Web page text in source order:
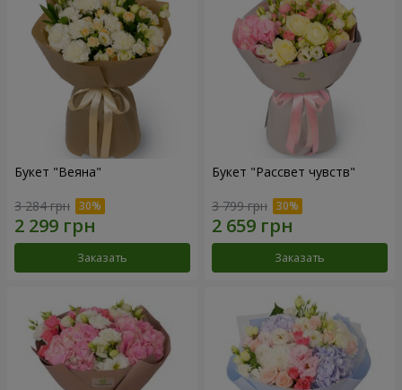
Букет "Веяна"
3 284 грн
Заказать
Букет "Рассвет чувств"
3 799 грн
Заказать